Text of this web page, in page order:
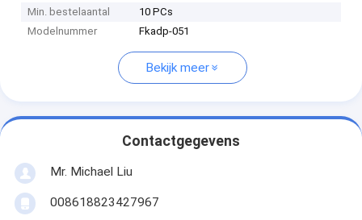
Min. bestelaantal
10 PCs
Modelnummer
Fkadp-051
Bekijk meer
Contactgegevens
Mr. Michael Liu
008618823427967